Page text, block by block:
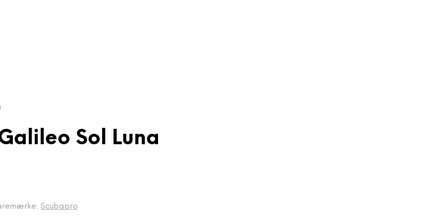
Sol Luna
Scubapro